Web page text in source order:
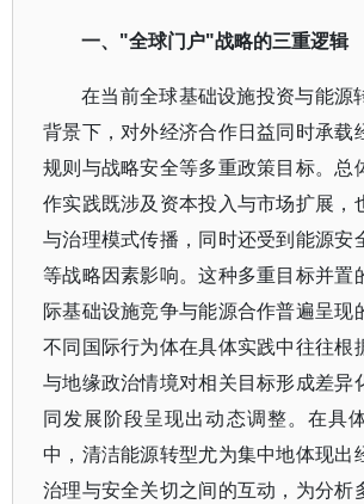
一、 "全球门户"战略的三重逻辑
在当前全球基础设施投资与能源
背景下，对外经济合作日益同时承载
规则与战略安全等多重政策目标。总
作实践既涉及资本投入与市场扩展，
与治理模式传播，同时还受到能源安
等战略因素影响。这种多重目标并置
际基础设施竞争与能源合作普遍呈现
不同国际行为体在具体实践中往往根
与地缘政治情境对相关目标形成差异
同发展阶段呈现出动态调整。在具
中，清洁能源转型尤为集中地体现出
治理与安全关切之间的互动，为分析